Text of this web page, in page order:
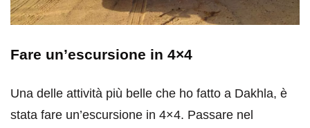
Fare un’escursione in 4×4
Una delle attività più belle che ho fatto a Dakhla, è
stata fare un’escursione in 4×4. Passare nel